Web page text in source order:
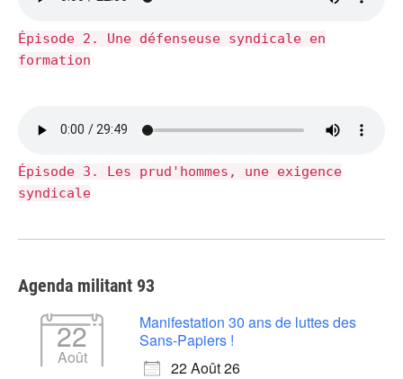
Épisode 2. Une défenseuse syndicale en
formation
Épisode 3. Les prud'hommes, une exigence
syndicale
Agenda militant 93
22
Août
Manifestation 30 ans de luttes des
Sans-Papiers !
22 Août 26